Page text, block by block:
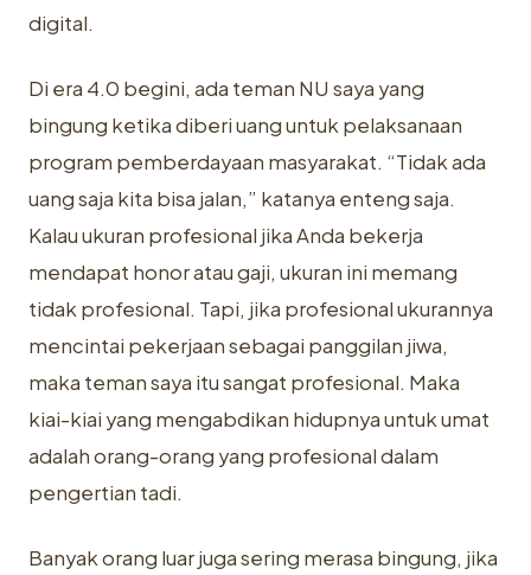
digital.
Di era 4.0 begini, ada teman NU saya yang
bingung ketika diberi uang untuk pelaksanaan
program pemberdayaan masyarakat. “Tidak ada
uang saja kita bisa jalan,” katanya enteng saja.
Kalau ukuran profesional jika Anda bekerja
mendapat honor atau gaji, ukuran ini memang
tidak profesional. Tapi, jika profesional ukurannya
mencintai pekerjaan sebagai panggilan jiwa,
maka teman saya itu sangat profesional. Maka
kiai-kiai yang mengabdikan hidupnya untuk umat
adalah orang-orang yang profesional dalam
pengertian tadi.
Banyak orang luar juga sering merasa bingung, jika